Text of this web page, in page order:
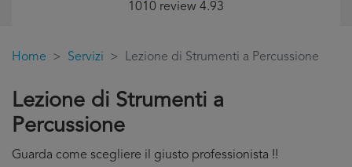
1010 review 4.93
Home Servizi Lezione di Strumenti a Percussione
Lezione di Strumenti a
Percussione
Guarda come scegliere il giusto professionista !!